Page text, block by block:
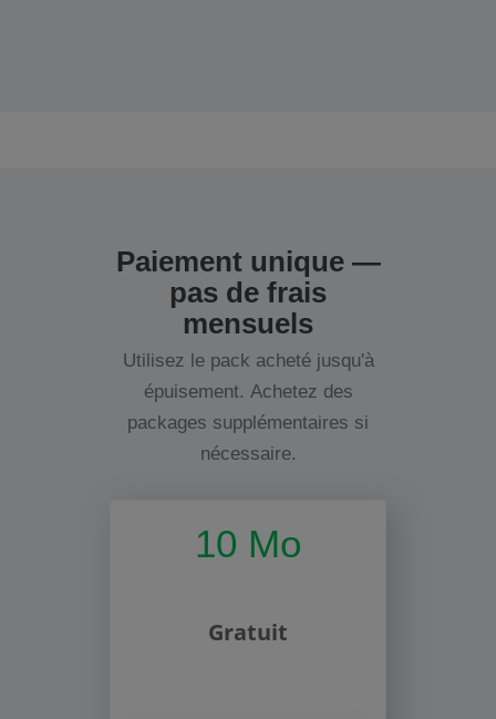
Paiement unique —
pas de frais
mensuels
Utilisez le pack acheté jusqu'à
épuisement. Achetez des
packages supplémentaires si
nécessaire.
10 Mo
Gratuit